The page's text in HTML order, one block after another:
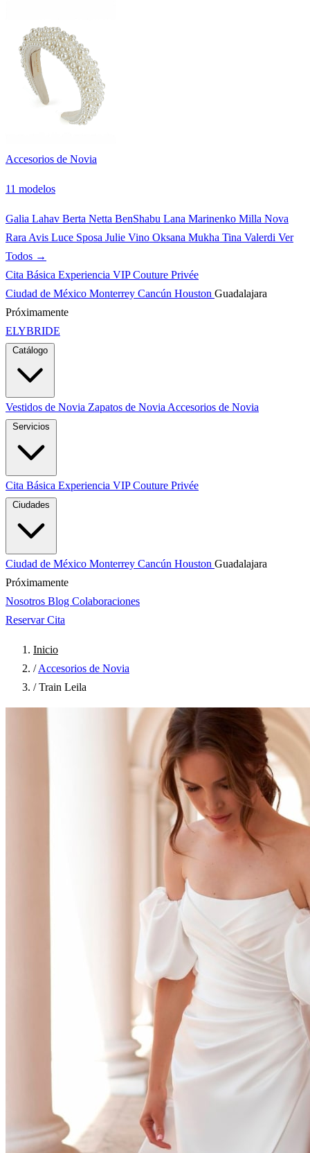
Accesorios de Novia
11 modelos
Galia Lahav Berta Netta BenShabu Lana Marinenko Milla Nova
Rara Avis Luce Sposa Julie Vino Oksana Mukha Tina Valerdi Ver
Todos →
Cita Básica Experiencia VIPCouture Privée
Ciudad de México Monterrey Cancún Houston Guadalajara
Próximamente
ELYBRIDE
Catálogo
Vestidos de Novia Zapatos de Novia Accesorios de Novia
Servicios
Cita Básica Experiencia VIPCouture Privée
Ciudades
Ciudad de México Monterrey Cancún Houston Guadalajara
Próximamente
Nosotros Blog Colaboraciones
Reservar Cita
Inicio
/ Accesorios de Novia
/ Train Leila